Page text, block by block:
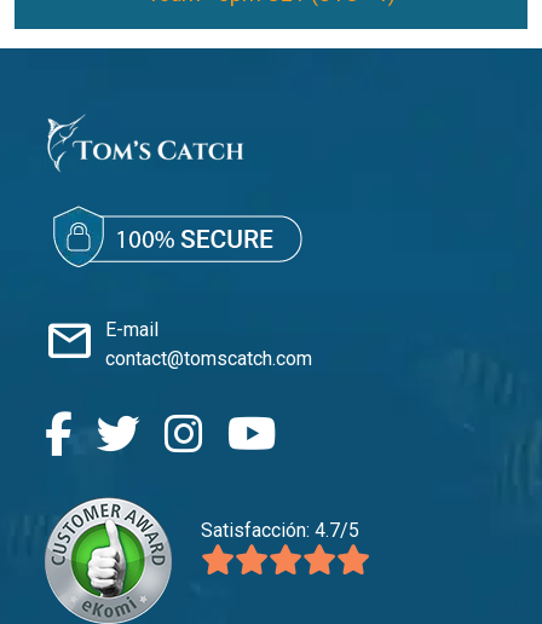
mail
E-mail
contact@tomscatch.com
Satisfacción: 4.7/5